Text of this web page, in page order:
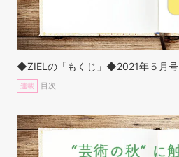
◆ZIELの「もくじ」◆2021年５月号
連載 目次